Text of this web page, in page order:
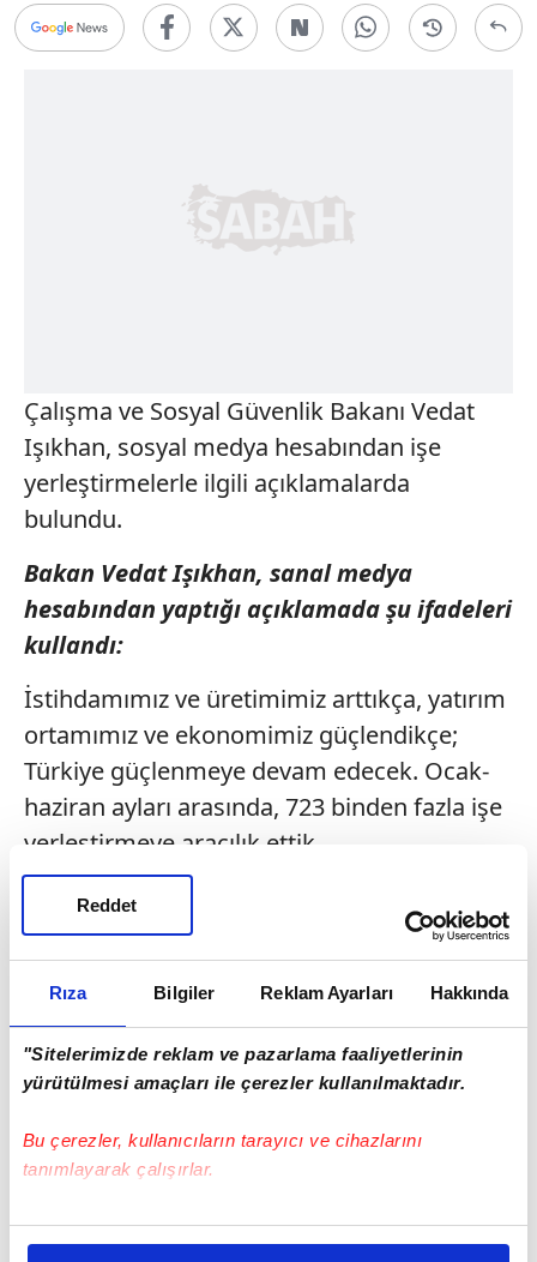
Rıza Bilgiler Reklam Ayarları Hakkında
"Sitelerimizde reklam ve pazarlama faaliyetlerinin
yürütülmesi amaçları ile çerezler kullanılmaktadır.
Bu çerezler, kullanıcıların tarayıcı ve cihazlarını
tanımlayarak çalışırlar.
Bu çerezlere izin vermeniz halinde sizlere özel
Reddet
Çalışma ve Sosyal Güvenlik Bakanı Vedat
Işıkhan, sosyal medya hesabından işe
yerleştirmelerle ilgili açıklamalarda
bulundu.
Bakan Vedat Işıkhan, sanal medya
hesabından yaptığı açıklamada şu ifadeleri
kullandı:
İstihdamımız ve üretimimiz arttıkça, yatırım
ortamımız ve ekonomimiz güçlendikçe;
Türkiye güçlenmeye devam edecek. Ocak-
haziran ayları arasında, 723 binden fazla işe
yerleştirmeye aracılık ettik.
400 bine yakın iş yeri ziyareti ve 1,6
milyondan fazla bireysel görüşme
gerçekleştirdik. 1,2 milyondan fazla açık iş
(işveren tarafından talep edilen-ihtiyaç
duyulan eleman) tespit ettik. Kurumsal
hizmetlerimizin vatandaşlarımız tarafından
adımlarımızı sürdüreceğiz.